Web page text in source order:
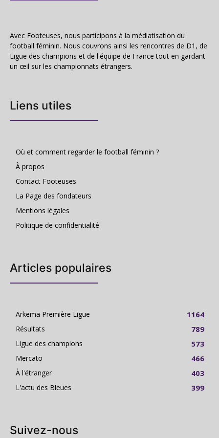
Avec Footeuses, nous participons à la médiatisation du
football féminin. Nous couvrons ainsi les rencontres de D1, de
Ligue des champions et de l'équipe de France tout en gardant
un œil sur les championnats étrangers.
Liens utiles
Où et comment regarder le football féminin ?
À propos
Contact Footeuses
La Page des fondateurs
Mentions légales
Politique de confidentialité
Articles populaires
Arkema Première Ligue 1164
Résultats 789
Ligue des champions 573
Mercato 466
À l'étranger 403
L'actu des Bleues 399
Suivez-nous